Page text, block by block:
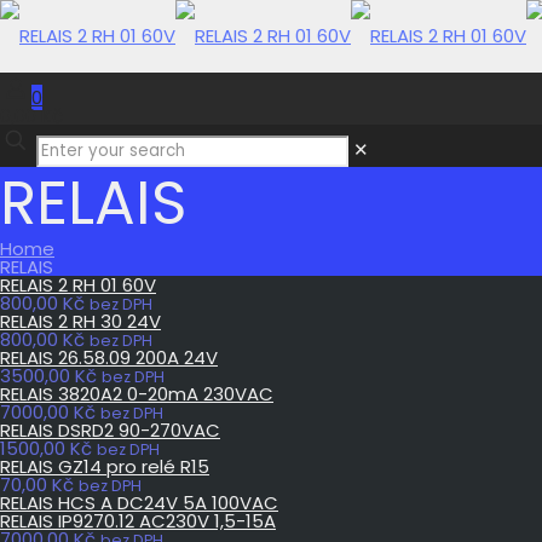
0
0,00 Kč
✕
RELAIS
Home
RELAIS
RELAIS 2 RH 01 60V
800,00 Kč bez DPH
RELAIS 2 RH 30 24V
800,00 Kč bez DPH
RELAIS 26.58.09 200A 24V
3500,00 Kč bez DPH
RELAIS 3820A2 0-20mA 230VAC
7000,00 Kč bez DPH
RELAIS DSRD2 90-270VAC
1500,00 Kč bez DPH
RELAIS GZ14 pro relé R15
70,00 Kč bez DPH
RELAIS HCS A DC24V 5A 100VAC
RELAIS IP9270.12 AC230V 1,5-15A